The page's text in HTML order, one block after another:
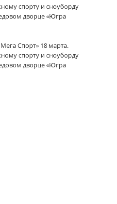
спорту и сноуборду
дворце «Югра
Спорт» 18 марта.
спорту и сноуборду
дворце «Югра